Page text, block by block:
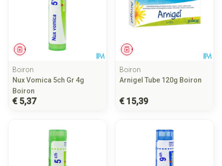
Geneesmiddel
Boiron
Nux Vomica 5ch Gr 4g
Boiron
€ 5,37
Geneesmiddel
Boiron
Arnigel Tube 120g Boiron
€ 15,39